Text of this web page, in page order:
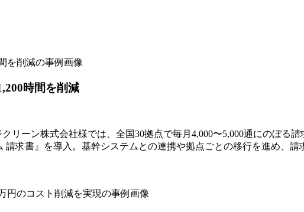
時間を削減
リーン株式会社様では、全国30拠点で毎月4,000〜5,000通にのぼる
求書』を導入。基幹システムとの連携や拠点ごとの移行を進め、請